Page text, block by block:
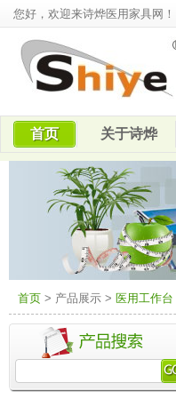
您好，欢迎来诗烨医用家具网！
首页 关于诗烨
首页 > 产品展示 > 医用工作台